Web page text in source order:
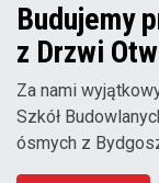
Budujemy
z Drzwi
Za nami
Szkół
ósmych z